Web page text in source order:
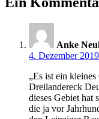
Anke
4. Dezember
„Es ist ein
Dreilandereck
dieses Gebiet hat
die ja vor